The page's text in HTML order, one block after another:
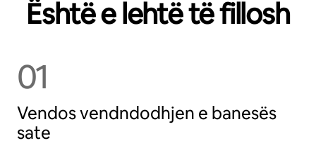
Është e lehtë të fillosh
01
Vendos vendndodhjen e banesës
sate